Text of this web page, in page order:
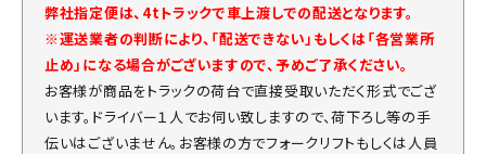
弊社指定便は、4tトラックで車上渡しでの配送となります。
※運送業者の判断により、「配送できない」もしくは「各営業所
止め」になる場合がございますので、予めご了承ください。
お客様が商品をトラックの荷台で直接受取いただく形式でござ
います。ドライバー１人でお伺い致しますので、荷下ろし等の手
伝いはございません。お客様の方でフォークリフトもしくは人員